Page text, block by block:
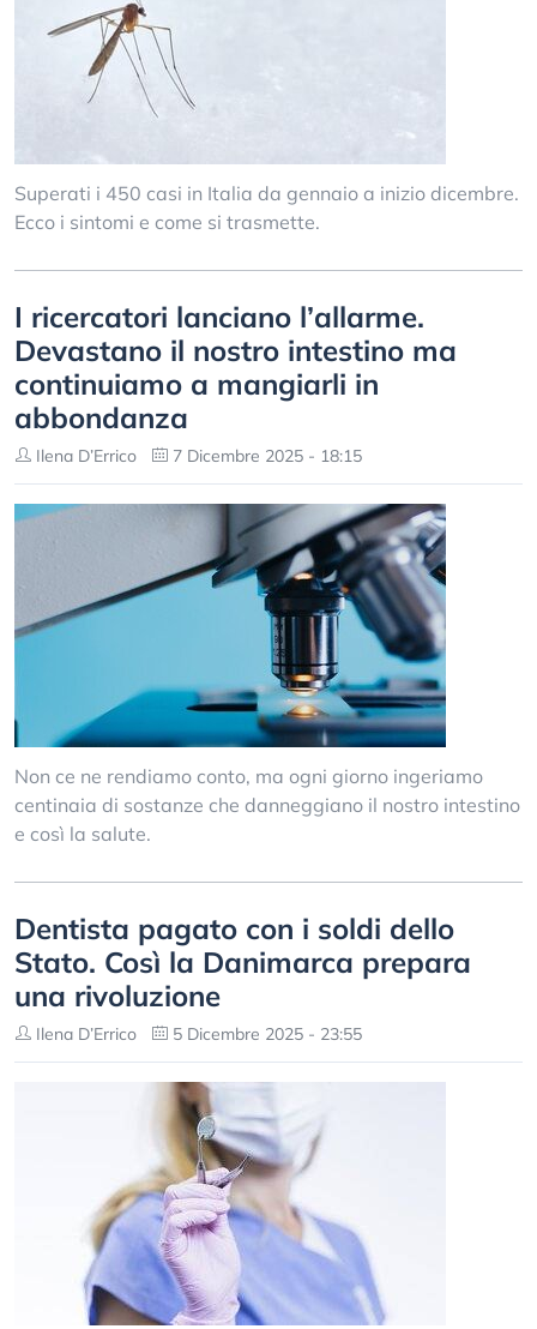
Superati i 450 casi in Italia da gennaio a inizio dicembre.
Ecco i sintomi e come si trasmette.
I ricercatori lanciano l’allarme.
Devastano il nostro intestino ma
continuiamo a mangiarli in
abbondanza
Ilena D’Errico 7 Dicembre 2025 - 18:15
Non ce ne rendiamo conto, ma ogni giorno ingeriamo
centinaia di sostanze che danneggiano il nostro intestino
e così la salute.
Dentista pagato con i soldi dello
Stato. Così la Danimarca prepara
una rivoluzione
Ilena D’Errico 5 Dicembre 2025 - 23:55